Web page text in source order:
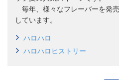
毎年、様々なフレーバーを発
しています。
ハロハロ
ハロハロヒストリー